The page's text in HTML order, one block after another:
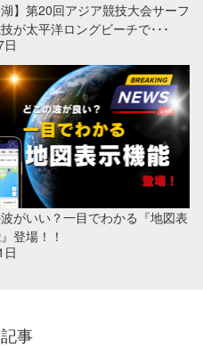
湖】第20回アジア競技大会サーフ
が太平洋ロングビーチで･･･
がいい？一目でわかる『地図表
登場！！
事